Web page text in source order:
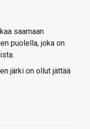
saamaan
puolella, joka on
järki on ollut jättää